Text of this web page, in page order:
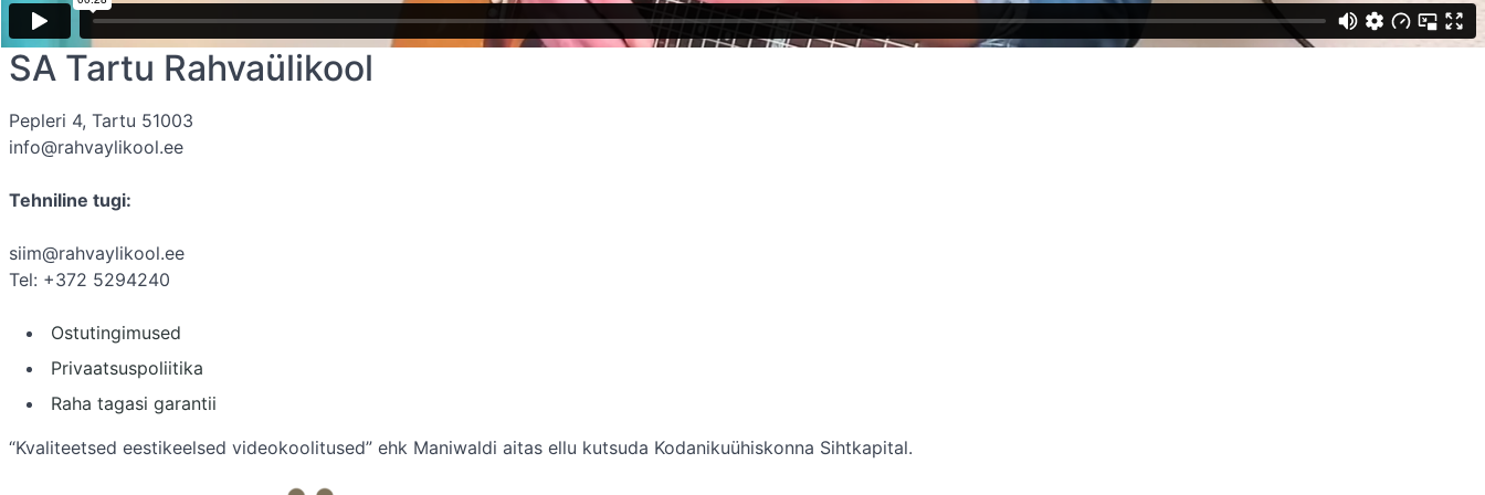
SA Tartu Rahvaülikool
Pepleri 4, Tartu 51003
info@rahvaylikool.ee
Tehniline tugi:
siim@rahvaylikool.ee
Tel: +372 5294240
Ostutingimused
Privaatsuspoliitika
Raha tagasi garantii
“Kvaliteetsed eestikeelsed videokoolitused” ehk Maniwaldi aitas ellu kutsuda Kodanikuühiskonna Sihtkapital.